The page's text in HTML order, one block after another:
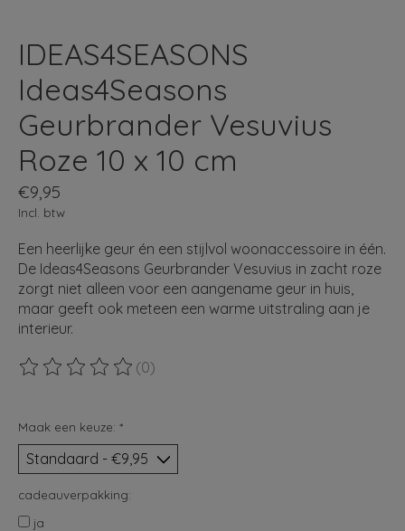
IDEAS4SEASONS
Ideas4Seasons
Geurbrander Vesuvius
Roze 10 x 10 cm
€9,95
Incl. btw
Een heerlijke geur én een stijlvol woonaccessoire in één.
De Ideas4Seasons Geurbrander Vesuvius in zacht roze
zorgt niet alleen voor een aangename geur in huis,
maar geeft ook meteen een warme uitstraling aan je
interieur.
De beoordeling van dit product is
(0)
Maak een keuze: *
cadeauverpakking:
ja